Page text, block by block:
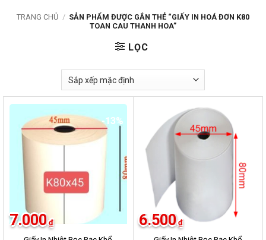
TRANG CHỦ / SẢN PHẨM ĐƯỢC GẮN THẺ “GIẤY IN HOÁ ĐƠN K80
TOAN CAU THANH HOA”
LỌC
-13%
7.000 ₫
-17%
6.500 ₫